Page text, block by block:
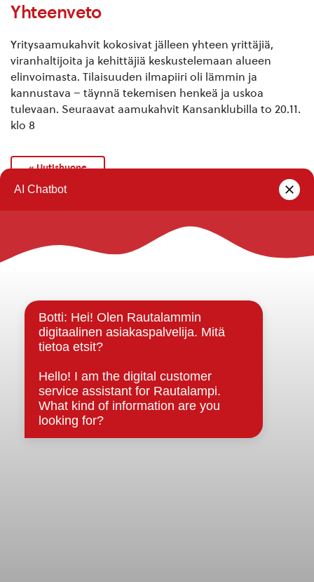
Yhteenveto
Yritysaamukahvit kokosivat jälleen yhteen yrittäjiä,
viranhaltijoita ja kehittäjiä keskustelemaan alueen
elinvoimasta. Tilaisuuden ilmapiiri oli lämmin ja
kannustava – täynnä tekemisen henkeä ja uskoa
tulevaan. Seuraavat aamukahvit Kansanklubilla to 20.11.
klo 8
« Uutishuone
Rautalammin kunta
Strategiat, ohjelmat, ohjeet, suunnitelmat, säännöt ja
sopimukset
Asiakirjajulkisuuskuvaus
Evästeet
Saavutettavuusseloste
Tietosuoja
Tietosuojaselosteet